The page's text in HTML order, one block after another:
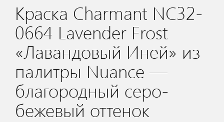
Краска Charmant NC32-
0664 Lavender Frost
«Лавандовый Иней» из
палитры Nuance —
благородный серо-
бежевый оттенок